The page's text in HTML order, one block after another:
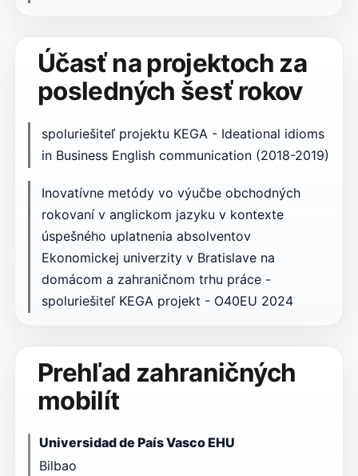
Účasť na projektoch za
posledných šesť rokov
spoluriešiteľ projektu KEGA - Ideational idioms
in Business English communication (2018-2019)
Inovatívne metódy vo výučbe obchodných
rokovaní v anglickom jazyku v kontexte
úspešného uplatnenia absolventov
Ekonomickej univerzity v Bratislave na
domácom a zahraničnom trhu práce -
spoluriešiteľ KEGA projekt - O40EU 2024
Prehľad zahraničných
mobilít
Universidad de País Vasco EHU
Bilbao